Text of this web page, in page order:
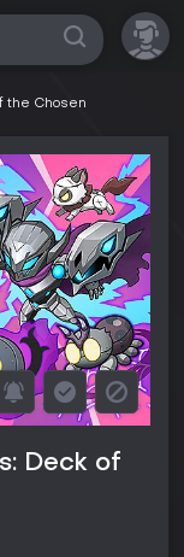
the Chosen
Deck of